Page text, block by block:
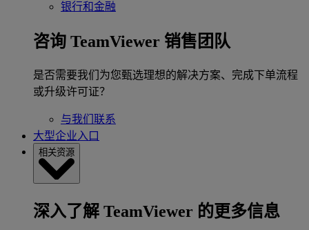
银行和金融
咨询 TeamViewer 销售团队
是否需要我们为您甄选理想的解决方案、完成下单流程
或升级许可证？
与我们联系
大型企业入口
相关资源
深入了解 TeamViewer 的更多信息